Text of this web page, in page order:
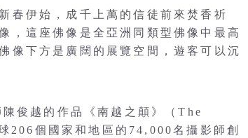
春伊始，成千上萬的信徒前來焚香祈
，這座佛像是全亞洲同類型佛像中最高
像下方是廣闊的展覽空間，遊客可以沉
俊越的作品《南越之顛》（The
個國家和地區的74,000名攝影師創